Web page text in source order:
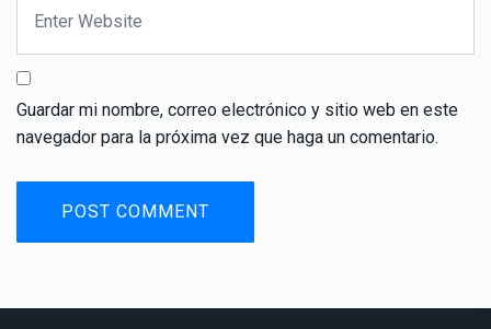
Guardar mi nombre, correo electrónico y sitio web en este
navegador para la próxima vez que haga un comentario.